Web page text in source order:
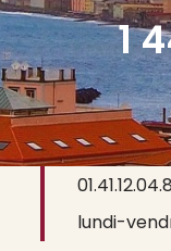
1
lundi-